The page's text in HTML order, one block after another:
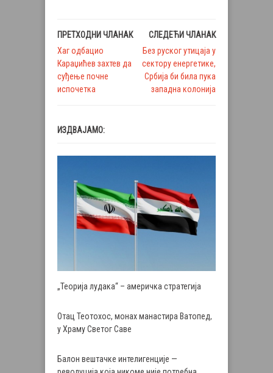
ПРЕТХОДНИ ЧЛАНАК
Хаг одбацио
Караџићев захтев да
суђење почне
испочетка
СЛЕДЕЋИ ЧЛАНАК
Без руског утицаја у
сектору енергетике,
Србија би била пука
западна колонија
ИЗДВАЈАМО:
„Теорија лудака“ – америчка стратегија
Отац Теотохос, монах манастира Ватопед,
у Храму Светог Саве
Балон вештачке интелигенције —